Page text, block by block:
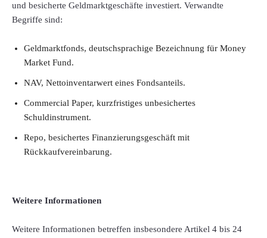
und besicherte Geldmarktgeschäfte investiert. Verwandte
Begriffe sind:
Geldmarktfonds, deutschsprachige Bezeichnung für Money
Market Fund.
NAV, Nettoinventarwert eines Fondsanteils.
Commercial Paper, kurzfristiges unbesichertes
Schuldinstrument.
Repo, besichertes Finanzierungsgeschäft mit
Rückkaufvereinbarung.
Weitere Informationen
Weitere Informationen betreffen insbesondere Artikel 4 bis 24